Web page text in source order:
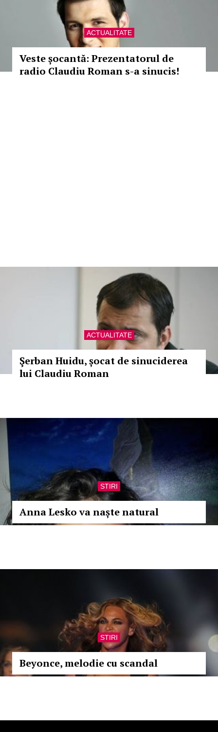
ACTUALITATE
Veste șocantă: Prezentatorul de
radio Claudiu Roman s-a sinucis!
ACTUALITATE
Şerban Huidu, șocat de sinuciderea
lui Claudiu Roman
STIRI
Anna Lesko va naște natural
STIRI
Beyonce, melodie cu scandal